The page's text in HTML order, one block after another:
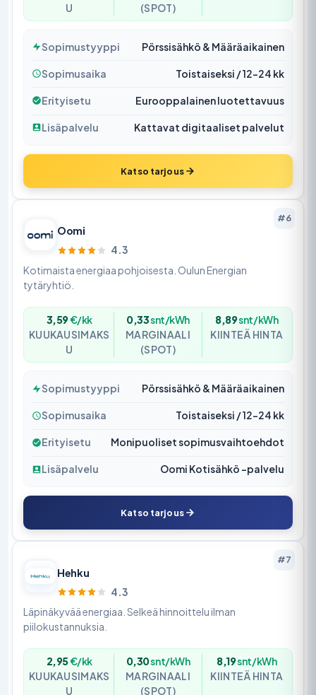
U
(SPOT)
Sopimustyyppi Pörssisähkö & Määräaikainen
Sopimusaika Toistaiseksi / 12–24 kk
Erityisetu Eurooppalainen luotettavuus
Lisäpalvelu Kattavat digitaaliset palvelut
Katso tarjous
#6
Oomi
4.3
Kotimaista energiaa pohjoisesta. Oulun Energian
tytäryhtiö.
3,59€/kk
KUUKAUSIMAKS
U
0,33snt/kWh
MARGINAALI
(SPOT)
8,89snt/kWh
KIINTEÄ HINTA
Sopimustyyppi Pörssisähkö & Määräaikainen
Sopimusaika Toistaiseksi / 12–24 kk
Erityisetu Monipuoliset sopimusvaihtoehdot
Lisäpalvelu Oomi Kotisähkö -palvelu
Katso tarjous
#7
Hehku
4.3
Läpinäkyvää energiaa. Selkeä hinnoittelu ilman
piilokustannuksia.
2,95€/kk
KUUKAUSIMAKS
U
0,30snt/kWh
MARGINAALI
(SPOT)
8,19snt/kWh
KIINTEÄ HINTA